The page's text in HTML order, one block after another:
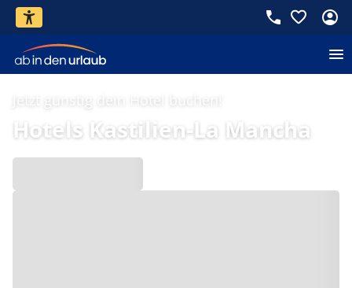
Jetzt günstig dein Hotel buchen!
Hotels Kastilien-La Mancha